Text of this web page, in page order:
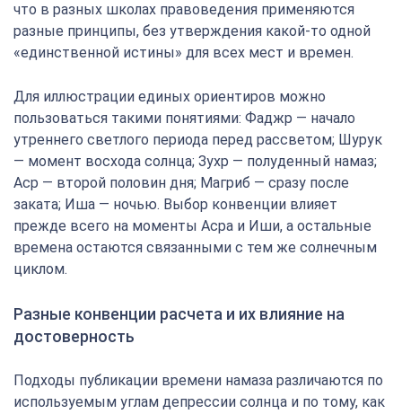
что в разных школах правоведения применяются
разные принципы, без утверждения какой-то одной
«единственной истины» для всех мест и времен.
Для иллюстрации единых ориентиров можно
пользоваться такими понятиями: Фаджр — начало
утреннего светлого периода перед рассветом; Шурук
— момент восхода солнца; Зухр — полуденный намаз;
Аср — второй половин дня; Магриб — сразу после
заката; Иша — ночью. Выбор конвенции влияет
прежде всего на моменты Асра и Иши, а остальные
времена остаются связанными с тем же солнечным
циклом.
Разные конвенции расчета и их влияние на
достоверность
Подходы публикации времени намаза различаются по
используемым углам депрессии солнца и по тому, как